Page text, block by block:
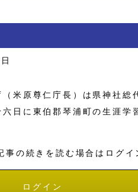
米原尊仁庁長）は県神社総
六日に東伯郡琴浦町の生涯
事の続きを読む場合はログ
ログイン